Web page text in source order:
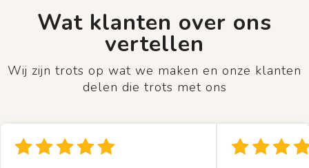
Wat klanten over ons
vertellen
Wij zijn trots op wat we maken en onze klanten
delen die trots met ons